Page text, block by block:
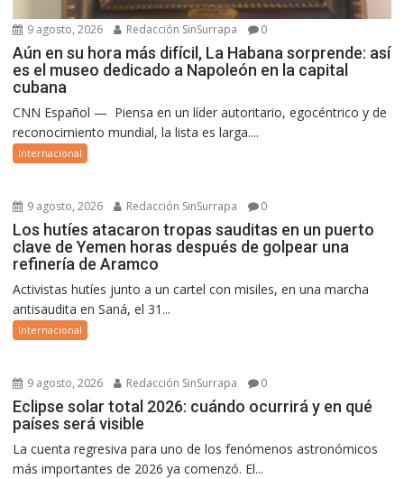
9 agosto, 2026 Redacción SinSurrapa 0
Aún en su hora más difícil, La Habana sorprende: así
es el museo dedicado a Napoleón en la capital
cubana
CNN Español — Piensa en un líder autoritario, egocéntrico y de
reconocimiento mundial, la lista es larga....
Internacional
9 agosto, 2026 Redacción SinSurrapa 0
Los hutíes atacaron tropas sauditas en un puerto
clave de Yemen horas después de golpear una
refinería de Aramco
Activistas hutíes junto a un cartel con misiles, en una marcha
antisaudita en Saná, el 31...
Internacional
9 agosto, 2026 Redacción SinSurrapa 0
Eclipse solar total 2026: cuándo ocurrirá y en qué
países será visible
La cuenta regresiva para uno de los fenómenos astronómicos
más importantes de 2026 ya comenzó. El...